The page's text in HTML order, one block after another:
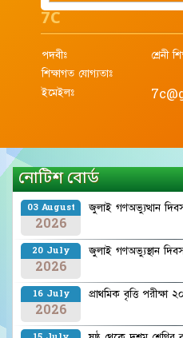
7C
পদবীঃ
শ্রেনী
শিক্ষাগত যোগ্যতাঃ
ইমেইলঃ
নোটিশ বোর্ড
03 August
2026
জুলাই গণঅভ্যুত্থান
20 July
2026
জুলাই গণঅভ্যুস্থান
16 July
2026
প্রাথমিক বৃত্তি